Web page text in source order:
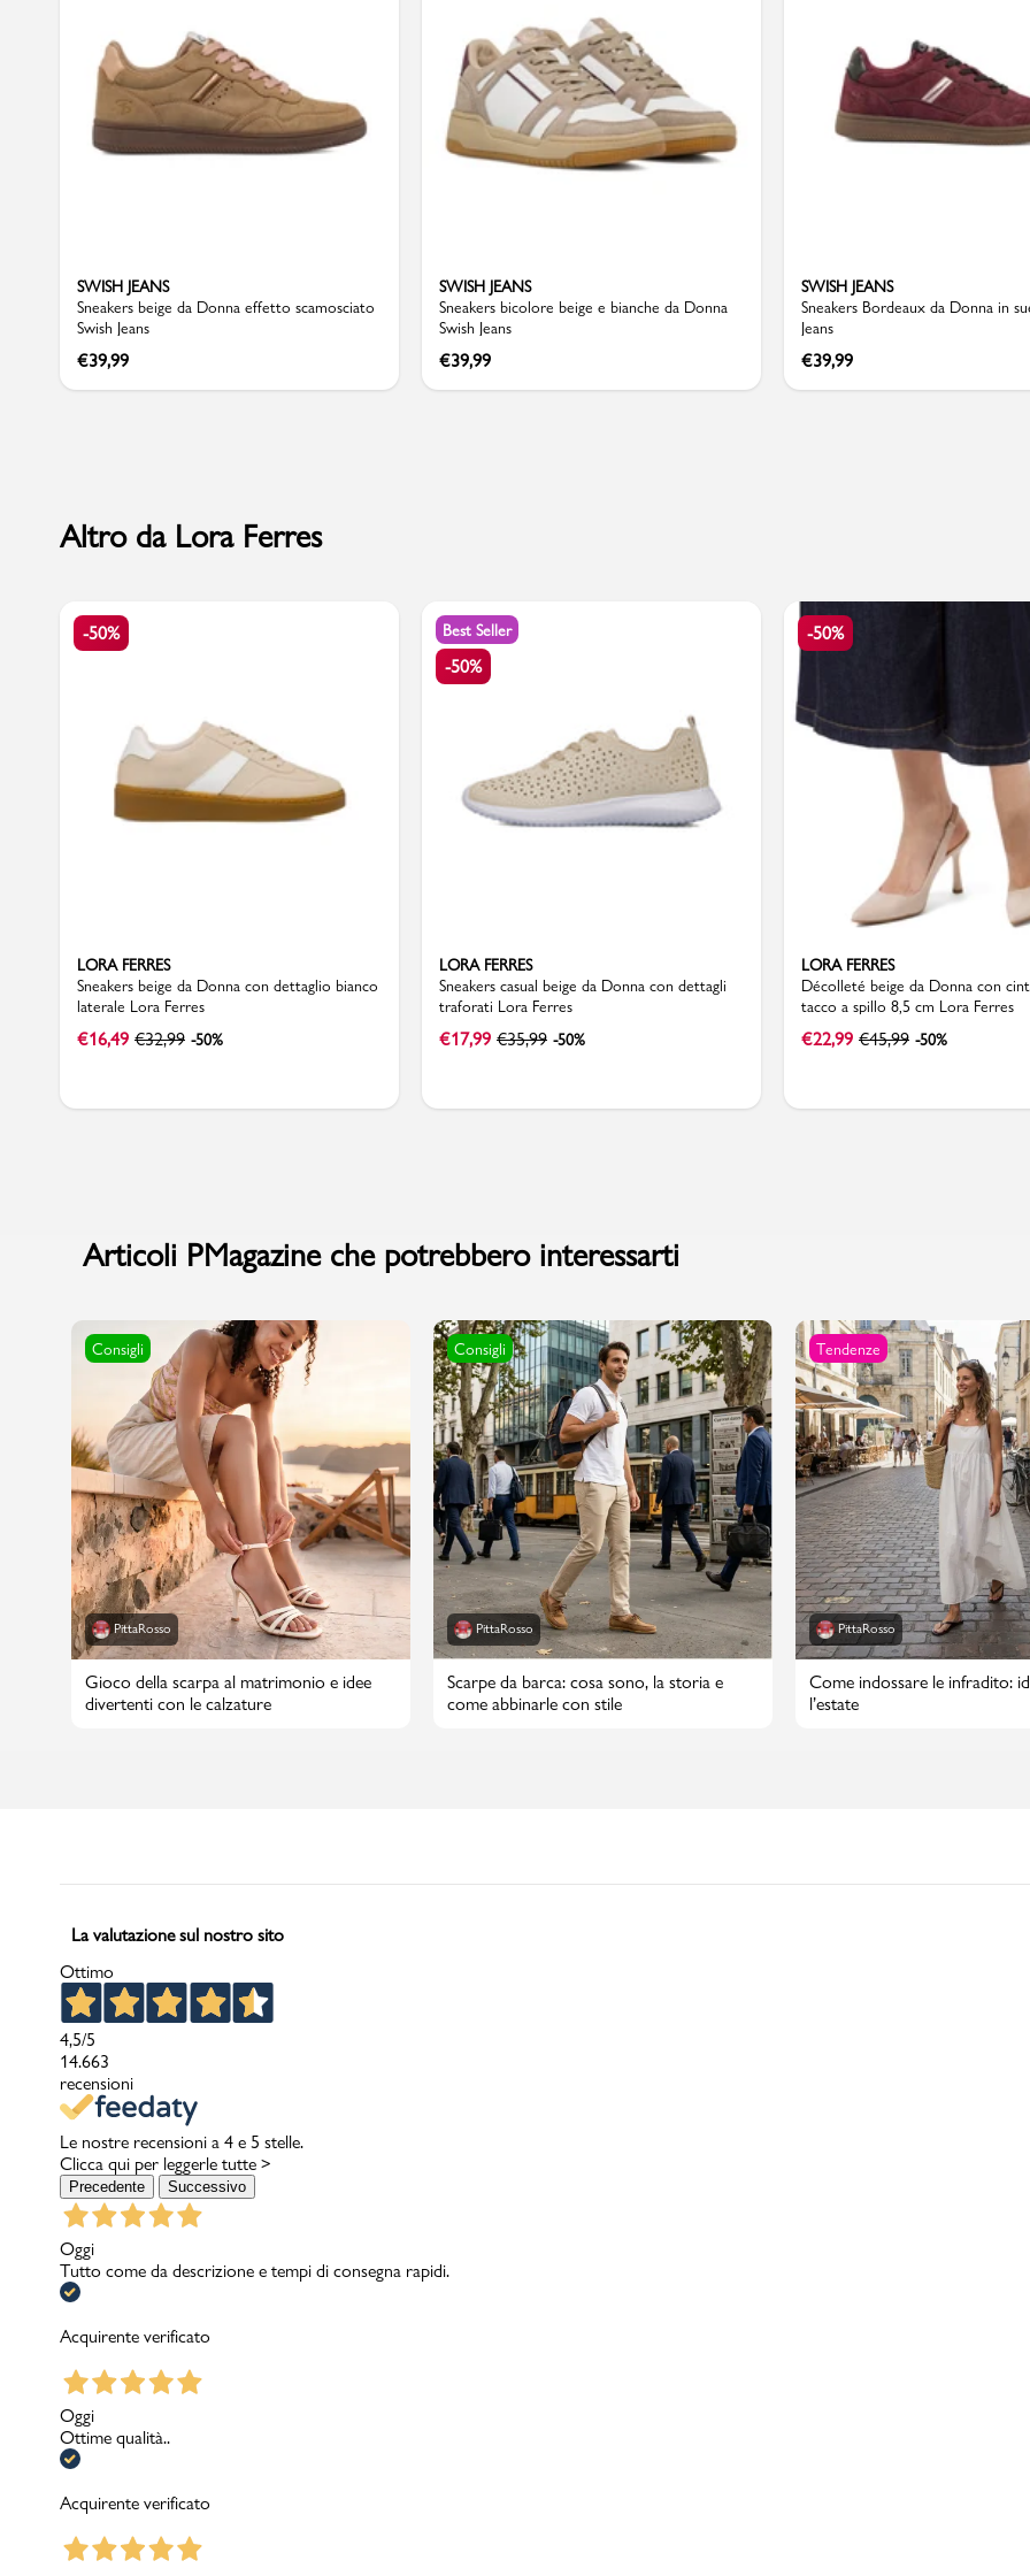
PMagazine
Carrello
Promo & News
pcard
Gift card
SWISH JEANS
Sneakers beige da Donna effetto scamosciato
Swish Jeans
€39,99
SWISH JEANS
Sneakers bicolore beige e bianche da Donna
Swish Jeans
€39,99
SWISH JEANS
Sneakers Bordeaux da Donna in
Jeans
€39,99
Altro da Lora Ferres
-50%
LORA FERRES
Sneakers beige da Donna con dettaglio bianco
laterale Lora Ferres
€16,49 €32,99 -50%
Best Seller
-50%
LORA FERRES
Sneakers casual beige da Donna con dettagli
traforati Lora Ferres
€17,99 €35,99 -50%
-50%
LORA FERRES
Décolleté beige da Donna con
tacco a spillo 8,5 cm Lora Ferres
€22,99 €45,99 -50%
Articoli PMagazine che potrebbero interessarti
Consigli
PittaRosso
Gioco della scarpa al matrimonio e idee
divertenti con le calzature
Consigli
PittaRosso
Scarpe da barca: cosa sono, la storia e
come abbinarle con stile
Tendenze
PittaRosso
Come indossare le infradito:
l’estate
La valutazione sul nostro sito
Ottimo
4,5/5
14.663
recensioni
Le nostre recensioni a 4 e 5 stelle.
Clicca qui per leggerle tutte >
Precedente Successivo
Oggi
Tutto come da descrizione e tempi di consegna rapidi.
Acquirente verificato
Oggi
Ottime qualità..
Acquirente verificato